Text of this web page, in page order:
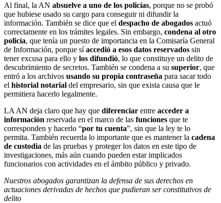
Al final, la AN absuelve a uno de los policías, porque no se probó
que hubiese usado su cargo para conseguir ni difundir la
información. También se dice que el despacho de abogados actuó
correctamente en los trámites legales. Sin embargo, condena al otro
policía, que tenía un puesto de importancia en la Comisaría General
de Información, porque síaccedió a esos datos reservados sin
tener excusa para ello y los difundió, lo que constituye un delito de
descubrimiento de secretos. También se condena a su superior, que
entró a los archivos usando su propia contraseña para sacar todo
el historial notarial del empresario, sin que exista causa que le
permitiera hacerlo legalmente.
LA AN deja claro que hay que diferenciar entre acceder a
información reservada en el marco de las funciones que te
corresponden y hacerlo “por tu cuenta”, sin que la ley te lo
permita. También recuerda lo importante que es mantener la cadena
de custodia de las pruebas y proteger los datos en este tipo de
investigaciones, más aún cuando pueden estar implicados
funcionarios con actividades en el ámbito público y privado.
Nuestros abogados garantizan la defensa de sus derechos en
actuaciones derivadas de hechos que pudieran ser constitutivos de
delito